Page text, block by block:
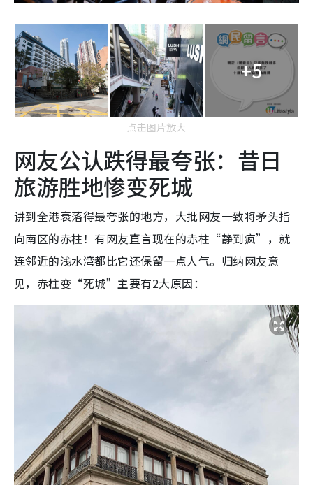
+5
点击图片放大
网友公认跌得最夸张：昔日
旅游胜地惨变死城
讲到全港衰落得最夸张的地方，大批网友一致将矛头指
向南区的赤柱！有网友直言现在的赤柱“静到疯”，就
连邻近的浅水湾都比它还保留一点人气。归纳网友意
见，赤柱变“死城”主要有2大原因：